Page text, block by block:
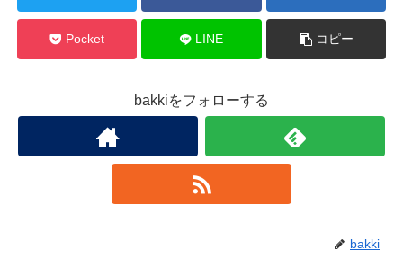
Pocket LINE コピー
bakkiをフォローする
bakki